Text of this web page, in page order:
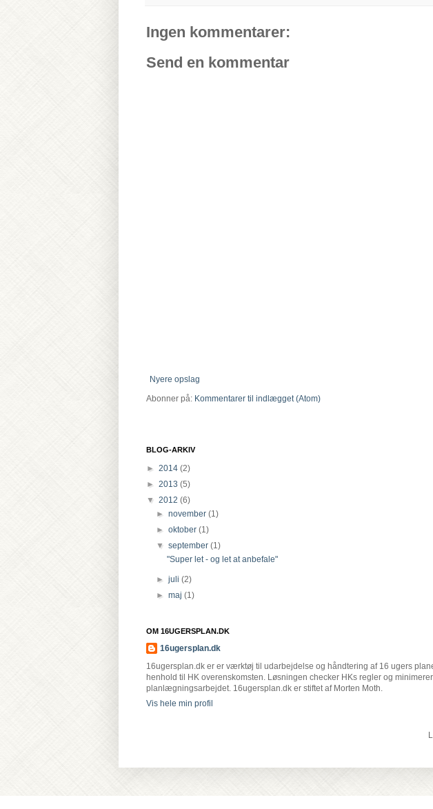
Ingen kommentarer:
Send en kommentar
Nyere opslag
Abonner på: Kommentarer til indlægget (Atom)
BLOG-ARKIV
► 2014 (2)
► 2013 (5)
▼ 2012 (6)
►november(1)
►oktober(1)
▼september(1)
"Super let - og let at anbefale"
►juli(2)
►maj(1)
OM 16UGERSPLAN.DK
16ugersplan.dk
16ugersplan.dk er er værktøj til udarbejdelse og håndtering af 16 ugers
henhold til HK overenskomsten. Løsningen checker HKs regler og minimerer
planlægningsarbejdet. 16ugersplan.dk er stiftet af Morten Moth.
Vis hele min profil